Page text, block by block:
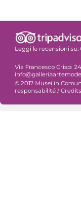
Leggi le recensioni su:
Via Francesco Crispi
© 2017 Musei in
responsabilité / Credits